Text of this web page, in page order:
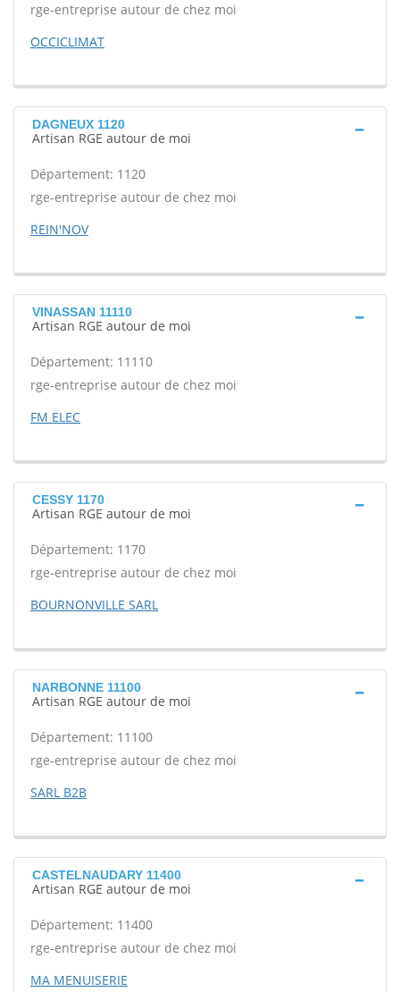
rge-entreprise autour de chez moi
OCCICLIMAT
DAGNEUX 1120
Artisan RGE autour de moi
Département: 1120
rge-entreprise autour de chez moi
REIN'NOV
VINASSAN 11110
Artisan RGE autour de moi
Département: 11110
rge-entreprise autour de chez moi
FM ELEC
CESSY 1170
Artisan RGE autour de moi
Département: 1170
rge-entreprise autour de chez moi
BOURNONVILLE SARL
NARBONNE 11100
Artisan RGE autour de moi
Département: 11100
rge-entreprise autour de chez moi
SARL B2B
CASTELNAUDARY 11400
Artisan RGE autour de moi
Département: 11400
rge-entreprise autour de chez moi
MA MENUISERIE